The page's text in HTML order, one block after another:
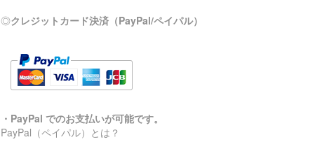
◎クレジットカード決済（PayPal/ペイパル）
・PayPal でのお支払いが可能です。
PayPal（ペイパル）とは？